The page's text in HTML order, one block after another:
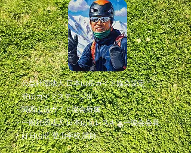
・公益社団法人 日本山岳ガイド協会認定
登山ガイドステージⅢ
・関西山岳ガイド協会所属
・一般社団法人 日本山岳レスキュー協会会員
・好日山荘 登山学校 講師​